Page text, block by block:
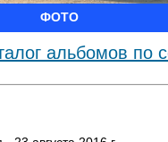
ФОТО
альбомов по